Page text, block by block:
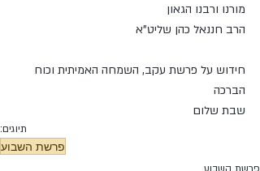
מורנו ורבנו הגאון
הרב חננאל כהן שליט"א
חידוש על פרשת עקב, השמחה האמיתית וכוח
הברכה
שבת שלום
תיוגים:
פרשת השבוע
פרשת השבוע